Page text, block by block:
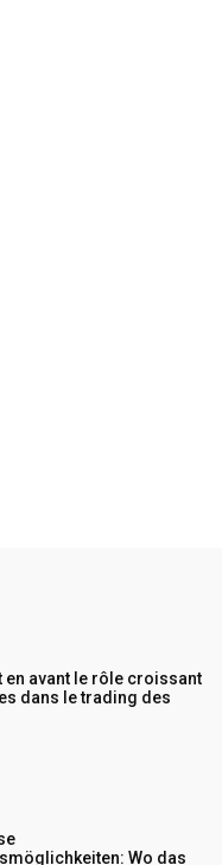
en avant le rôle croissant
dans le trading des
Wo das